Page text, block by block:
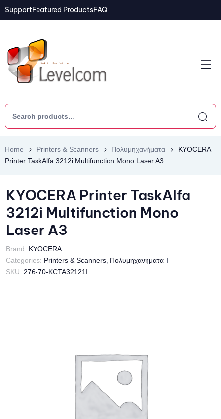
SupportFeatured ProductsFAQ
Home Printers & Scanners Πολυμηχανήματα
KYOCERA
Printer TaskAlfa 3212i Multifunction Mono Laser A3
KYOCERA Printer TaskAlfa
3212i Multifunction Mono
Laser A3
Brand: KYOCERA
Categories: Printers & Scanners Πολυμηχανήματα
SKU: 276-70-KCTA32121I